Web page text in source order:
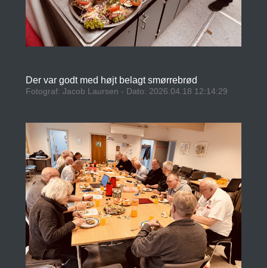
Der var godt med højt belagt smørrebrød
Fotograf: Jacob Laursen - Dato: 2026.04.18 12:14:29